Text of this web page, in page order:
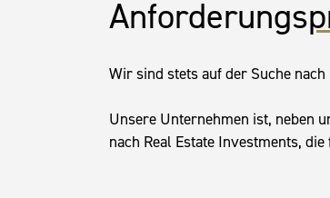
Anforderungs
Wir sind stets auf der Suche
Unsere Unternehmen ist, neben
nach Real Estate Investments,